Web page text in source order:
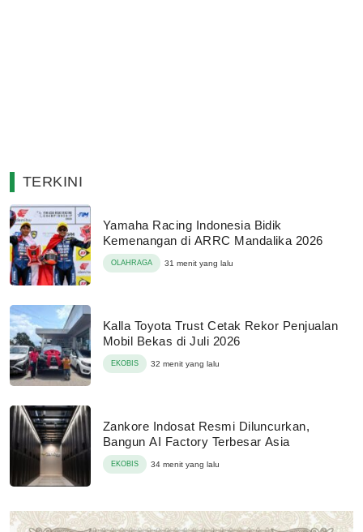
TERKINI
Yamaha Racing Indonesia Bidik
Kemenangan di ARRC Mandalika 2026
OLAHRAGA 31 menit yang lalu
Kalla Toyota Trust Cetak Rekor Penjualan
Mobil Bekas di Juli 2026
EKOBIS 32 menit yang lalu
Zankore Indosat Resmi Diluncurkan,
Bangun AI Factory Terbesar Asia
EKOBIS 34 menit yang lalu